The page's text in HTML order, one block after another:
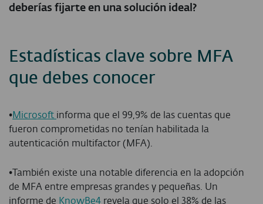
deberías fijarte en una solución ideal?
Estadísticas clave sobre MFA
que debes conocer
•Microsoft informa que el 99,9% de las cuentas que
fueron comprometidas no tenían habilitada la
autenticación multifactor (MFA).
•También existe una notable diferencia en la adopción
de MFA entre empresas grandes y pequeñas. Un
informe de KnowBe4 revela que solo el 38% de las